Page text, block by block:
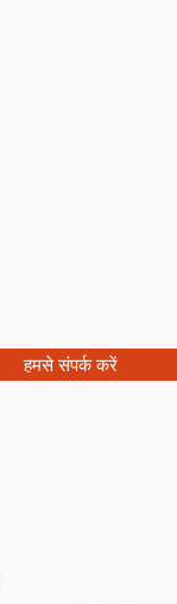
हमसे संपर्क करें